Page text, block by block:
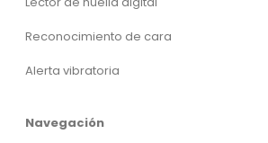
Reconocimiento de cara
Alerta vibratoria
Navegación